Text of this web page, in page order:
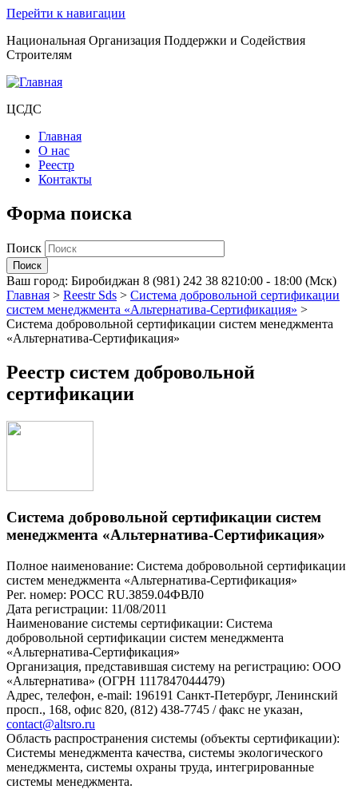
Перейти к навигации
Национальная Организация Поддержки и Содействия
Строителям
ЦСДС
Главная
О нас
Реестр
Контакты
Форма поиска
Поиск
Ваш город: Биробиджан 8 (981) 242 38 8210:00 - 18:00 (Мск)
Главная > Reestr Sds > Система добровольной сертификации
систем менеджмента «Альтернатива-Сертификация» >
Система добровольной сертификации систем менеджмента
«Альтернатива-Сертификация»
Реестр систем добровольной
сертификации
Система добровольной сертификации систем
менеджмента «Альтернатива-Сертификация»
Полное наименование: Система добровольной сертификации
систем менеджмента «Альтернатива-Сертификация»
Рег. номер: РОСС RU.З859.04ФВЛ0
Дата регистрации: 11/08/2011
Наименование системы сертификации: Система
добровольной сертификации систем менеджмента
«Альтернатива-Сертификация»
Организация, представившая систему на регистрацию: ООО
«Альтернатива» (ОГРН 1117847044479)
Адрес, телефон, e-mail: 196191 Санкт-Петербург, Ленинский
просп., 168, офис 820, (812) 438-7745 / факс не указан,
contact@altsro.ru
Область распространения системы (объекты сертификации):
Системы менеджмента качества, системы экологического
менеджмента, системы охраны труда, интегрированные
системы менеджмента.